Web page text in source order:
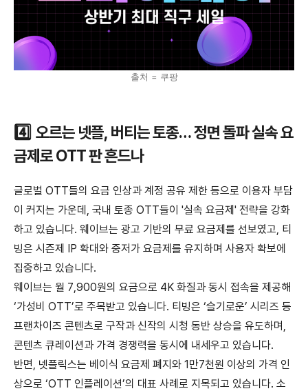
출처 = 쿠팡
4️⃣ 오르는 넷플, 버티는 토종… 정면 돌파 실속 요
금제로 OTT 판 흔드나
글로벌 OTT들의 요금 인상과 계정 공유 제한 등으로 이용자 부담
이 커지는 가운데, 국내 토종 OTT들이 '실속 요금제' 전략을 강화
하고 있습니 다. 웨이브는 광고 기반의 무료 요금제를 선보였고, 티
빙은 시즌제 IP 확대와 중저가 요금제를 유지하며 사용자 확보에
집중하고 있습니 다.
웨이브는 월 7,900원의 요금으로 4K 화질과 동시 접속을 제공해
‘가성비 OTT’로 주목받고 있습니 다. 티빙은 ‘슬기로운’ 시리즈 등
프랜차이즈 콘텐츠로 구작과 신작의 시청 동반 상승을 유도하며,
콘텐츠 큐레이션과 가격 경쟁력을 동시에 내세우고 있습니 다.
반면, 넷플릭스는 베이식 요금제 폐지와 1만7천원 이상의 가격 인
상으로 ‘OTT 인플레이션’의 대표 사례로 지목되고 있습니 다. 소